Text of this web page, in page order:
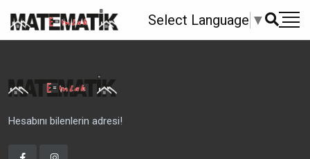
Select Language ▼
Hesabını bilenlerin adresi!